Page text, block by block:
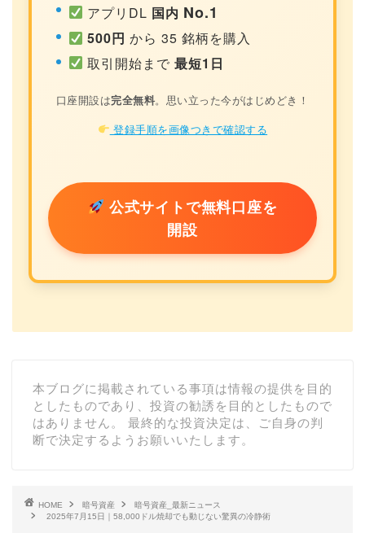
アプリDL 国内 No.1
500円 から 35 銘柄を購入
取引開始まで最短1日
口座開設は完全無料。思い立った今がはじめどき！
登録手順を画像つきで確認する
公式サイトで無料口座を
開設
本ブログに掲載されている事項は情報の提供を目的
としたものであり、投資の勧誘を目的としたもので
はありません。 最終的な投資決定は、ご自身の判
断で決定するようお願いいたします。
HOME 暗号資産
暗号資産_最新ニュース
2025年7月15日｜58,000ドル焼却でも動じない驚異の冷静術